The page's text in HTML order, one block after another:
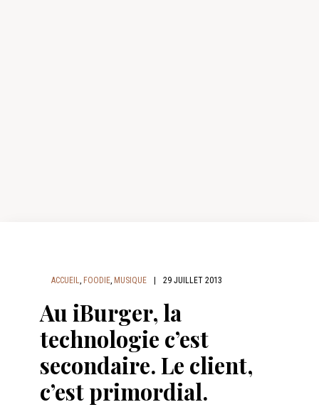
ACCUEIL, FOODIE, MUSIQUE 29 JUILLET 2013
Au iBurger, la
technologie c’est
secondaire. Le client,
c’est primordial.